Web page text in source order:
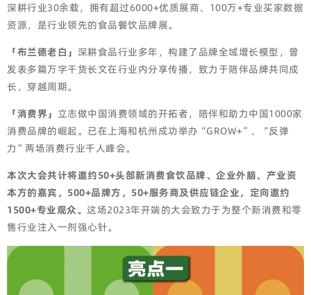
深耕行业30余载，拥有超过6000+优质展商、100万+专业买家数据
资源，是行业领先的食品餐饮品牌展。
「布兰德老白」 深耕食品行业多年，构建了品牌全域增长模型，曾
发表多篇万字干货长文在行业内分享传播，致力于陪伴品牌共同成
长，穿越周期。
「消费界」 立志做中国消费领域的开拓者，陪伴和助力中国1000家
消费品牌的崛起。已在上海和杭州成功举办“GROW+”、“反弹
力”两场消费行业千人峰会。
本次大会共计将邀约50+头部新消费食饮品牌、企业外脑、产业资
本方的嘉宾，500+品牌方，50+服务商及供应链企业，定向邀约
1500+专业观众。 这场2023年开端的大会致力于为整个新消费和零
售行业注入一剂强心针。